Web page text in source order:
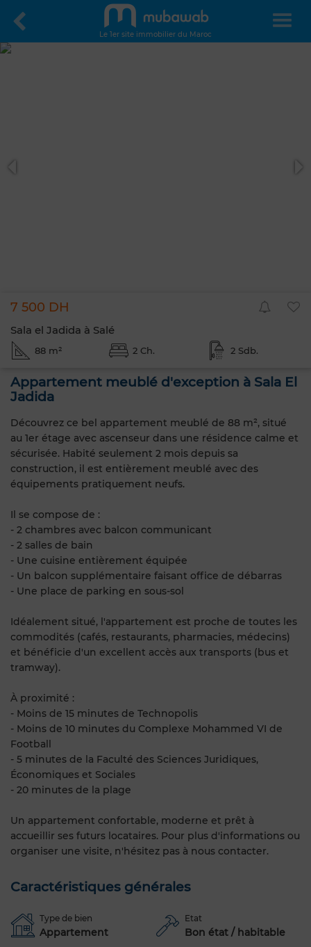
Le 1er site immobilier du Maroc
7 500 DH
Sala el Jadida à Salé
88 m² 2 Ch. 2 Sdb.
Appartement meublé d'exception à Sala El
Jadida
Découvrez ce bel appartement meublé de 88 m², situé
au 1er étage avec ascenseur dans une résidence calme et
sécurisée. Habité seulement 2 mois depuis sa
construction, il est entièrement meublé avec des
équipements pratiquement neufs.
Il se compose de :
- 2 chambres avec balcon communicant
- 2 salles de bain
- Une cuisine entièrement équipée
- Un balcon supplémentaire faisant office de débarras
- Une place de parking en sous-sol
Idéalement situé, l'appartement est proche de toutes les
commodités (cafés, restaurants, pharmacies, médecins)
et bénéficie d'un excellent accès aux transports (bus et
tramway).
À proximité :
- Moins de 15 minutes de Technopolis
- Moins de 10 minutes du Complexe Mohammed VI de
Football
- 5 minutes de la Faculté des Sciences Juridiques,
Économiques et Sociales
- 20 minutes de la plage
Un appartement confortable, moderne et prêt à
accueillir ses futurs locataires. Pour plus d'informations ou
organiser une visite, n'hésitez pas à nous contacter.
Caractéristiques générales
Type de bien
Appartement
Etat
Bon état / habitable